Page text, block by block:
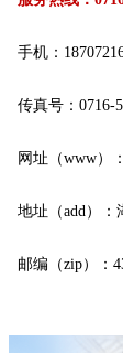
手机：
传真号：0716-
网址（www）
地址（add）
邮编（zip）：